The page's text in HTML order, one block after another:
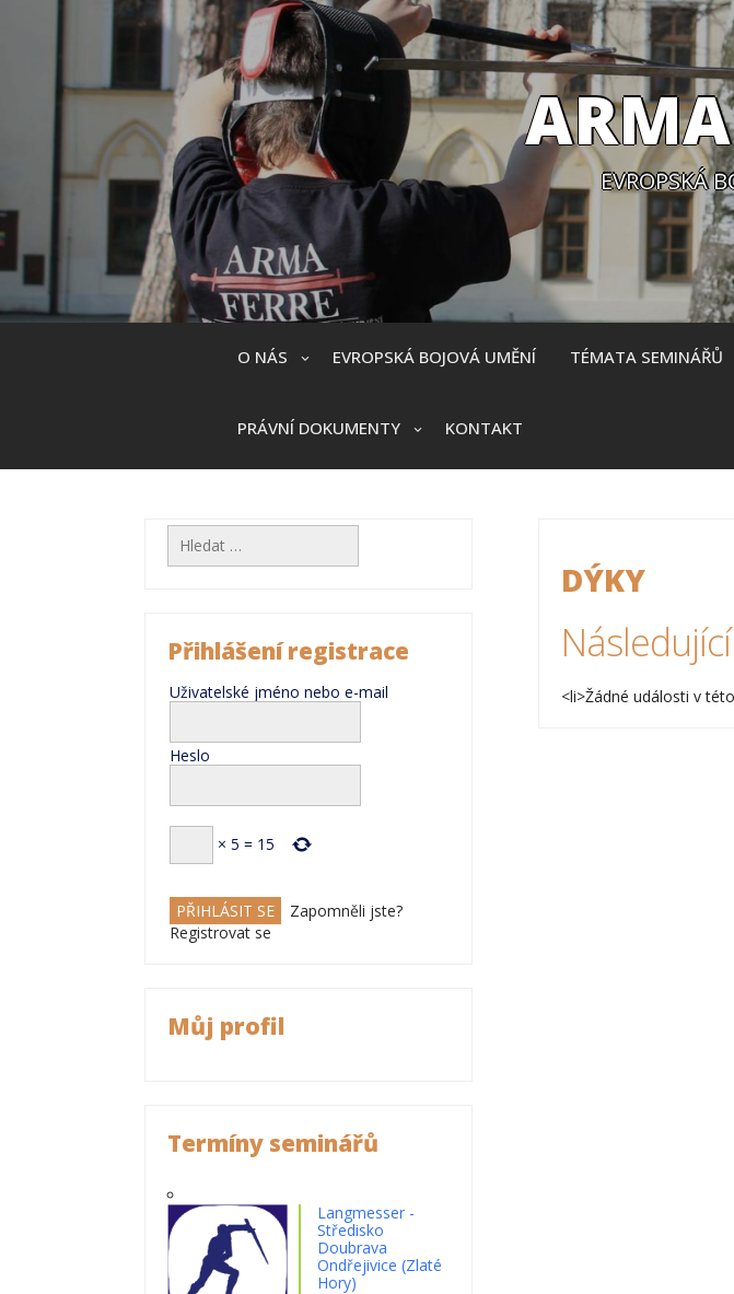
ARMA
EVROPSKÁ
O NÁS EVROPSKÁ BOJOVÁ UMĚNÍ TÉMATA SEMINÁŘŮ
PRÁVNÍ DOKUMENTY KONTAKT
DÝKY
<li>Žádné události v
Vyhledávání
Přihlášení registrace
Uživatelské jméno nebo e-mail
Heslo
× 5 = 15
Zapomněli jste?
Registrovat se
Můj profil
Termíny seminářů
Langmesser -
Středisko
Doubrava
Ondřejivice (Zlaté
Hory)